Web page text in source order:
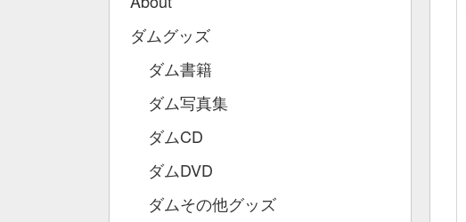
ダムグッズ
ダム書籍
ダム写真集
ダムCD
ダムDVD
ダムその他グッズ